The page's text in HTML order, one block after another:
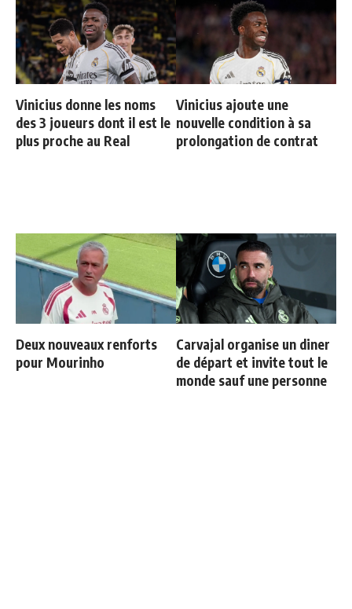
Vinicius donne les noms
des 3 joueurs dont il est le
plus proche au Real
Vinicius ajoute une
nouvelle condition à sa
prolongation de contrat
Deux nouveaux renforts
pour Mourinho
Carvajal organise un diner
de départ et invite tout le
monde sauf une personne